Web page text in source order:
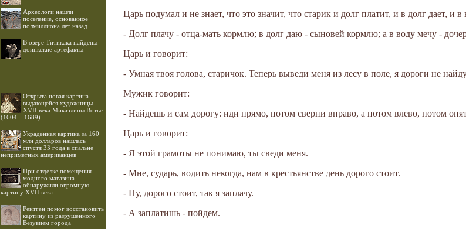
Археологи нашли
поселение, основанное
полмиллиона лет назад
В озере Титикака найдены
доинкские артефакты
Открыта новая картина
выдающейся художницы
XVII века Микаэлины Вотье
(1604 – 1689)
Украденная картина за 160
млн долларов нашлась
спустя 33 года в спальне
неприметных американцев
При отделке помещения
модного магазина
обнаружили огромную
картину XVII века
Рентген помог восстановить
картину из разрушенного
Везувием города
Царь подумал и не знает, что это значит, что старик и долг платит, и в долг дает, и
- Долг плачу - отца-мать кормлю; в долг даю - сыновей кормлю; а в воду мечу -
Царь и говорит:
- Умная твоя голова, старичок. Теперь выведи меня из лесу в поле, я дороги не
Мужик говорит:
- Найдешь и сам дорогу: иди прямо, потом сверни вправо, а потом влево, потом
Царь и говорит:
- Я этой грамоты не понимаю, ты сведи меня.
- Мне, сударь, водить некогда, нам в крестьянстве день дорого стоит.
- Ну, дорого стоит, так я заплачу.
- А заплатишь - пойдем.